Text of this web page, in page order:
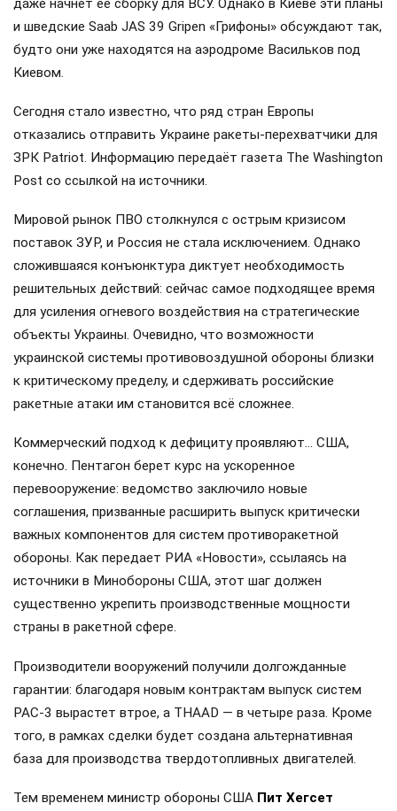
даже начнёт ее сборку для ВСУ. Однако в Киеве эти планы
и шведские Saab JAS 39 Gripen «Грифоны» обсуждают так,
будто они уже находятся на аэродроме Васильков под
Киевом.
Сегодня стало известно, что ряд стран Европы
отказались отправить Украине ракеты-перехватчики для
ЗРК Patriot. Информацию передаёт газета The Washington
Post со ссылкой на источники.
Мировой рынок ПВО столкнулся с острым кризисом
поставок ЗУР, и Россия не стала исключением. Однако
сложившаяся конъюнктура диктует необходимость
решительных действий: сейчас самое подходящее время
для усиления огневого воздействия на стратегические
объекты Украины. Очевидно, что возможности
украинской системы противовоздушной обороны близки
к критическому пределу, и сдерживать российские
ракетные атаки им становится всё сложнее.
Коммерческий подход к дефициту проявляют… США,
конечно. Пентагон берет курс на ускоренное
перевооружение: ведомство заключило новые
соглашения, призванные расширить выпуск критически
важных компонентов для систем противоракетной
обороны. Как передает РИА «Новости», ссылаясь на
источники в Минобороны США, этот шаг должен
существенно укрепить производственные мощности
страны в ракетной сфере.
Производители вооружений получили долгожданные
гарантии: благодаря новым контрактам выпуск систем
PAC-3 вырастет втрое, а THAAD — в четыре раза. Кроме
того, в рамках сделки будет создана альтернативная
база для производства твердотопливных двигателей.
Тем временем министр обороны США Пит Хегсет